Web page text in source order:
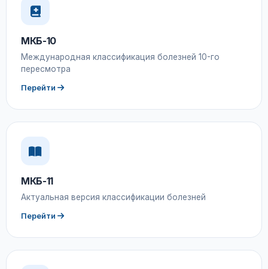
МКБ-10
Международная классификация болезней 10-го
пересмотра
Перейти
МКБ-11
Актуальная версия классификации болезней
Перейти